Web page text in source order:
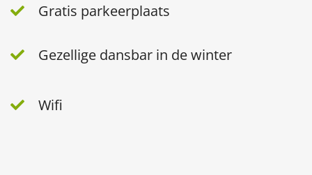
Gratis parkeerplaats
Gezellige dansbar in de winter
Wifi